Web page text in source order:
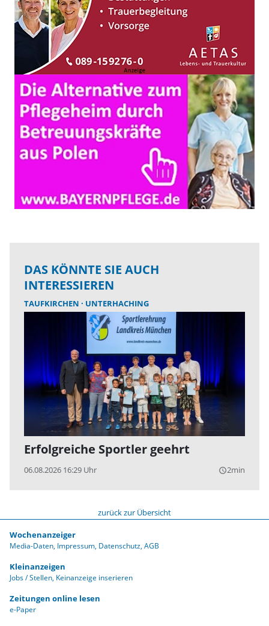
DAS KÖNNTE SIE AUCH
INTERESSIEREN
TAUFKIRCHEN UNTERHACHING
Erfolgreiche Sportler geehrt
06.08.2026 16:29 Uhr query_builder2min
zurück zur Übersicht
Wochenanzeiger
Media-Daten Impressum Datenschutz AGB
Kleinanzeigen
Jobs / Stellen Keinanzeige inserieren
Zeitungen online lesen
e-Paper